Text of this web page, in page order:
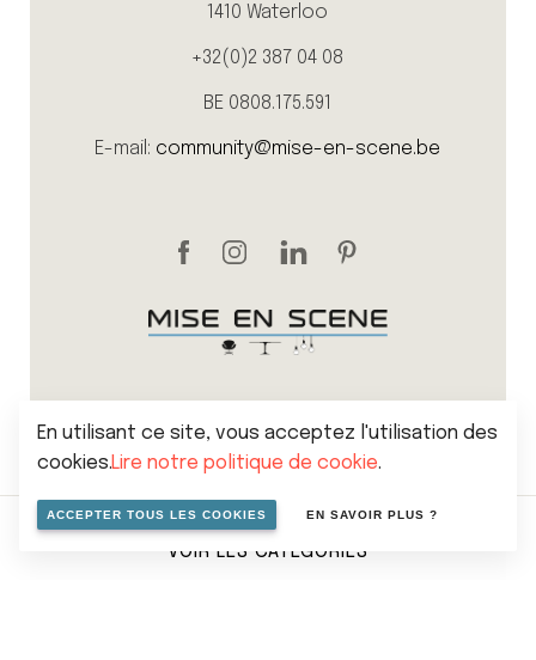
VOIR LES CATÉGORIES
1410 Waterloo
+32(0)2 387 04 08
BE 0808.175.591
E-mail: community@mise-en-scene.be
Cookies
En utilisant ce site, vous acceptez l'utilisation des
cookies.Lire notre politique de cookie.
ACCEPTER TOUS LES COOKIES EN SAVOIR PLUS ?